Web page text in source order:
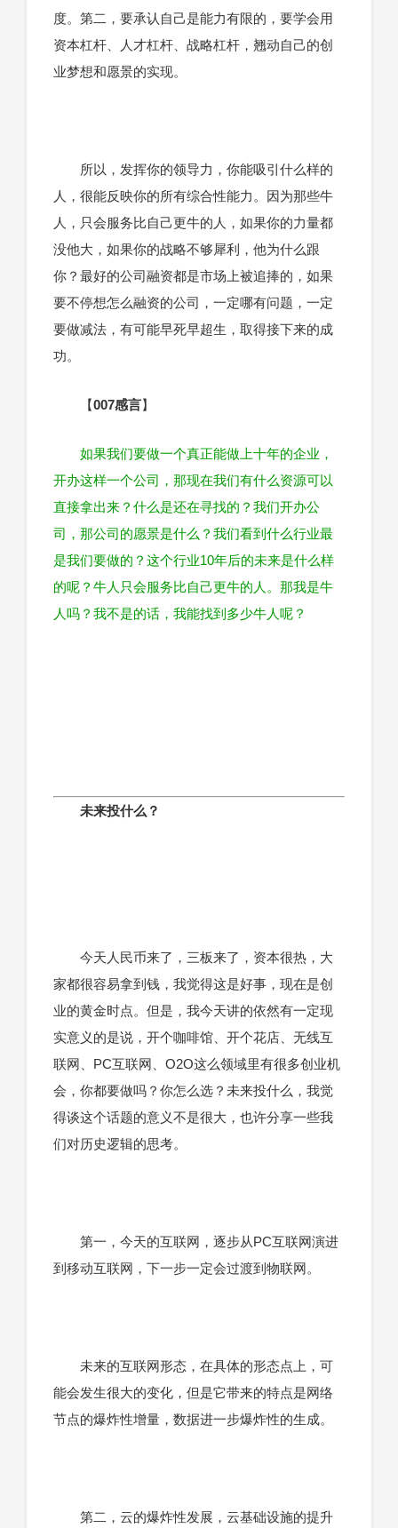
度。第二，要承认自己是能力有限的，要学会用
资本杠杆、人才杠杆、战略杠杆，翘动自己的创
业梦想和愿景的实现。
所以，发挥你的领导力，你能吸引什么样的
人，很能反映你的所有综合性能力。因为那些牛
人，只会服务比自己更牛的人，如果你的力量都
没他大，如果你的战略不够犀利，他为什么跟
你？最好的公司融资都是市场上被追捧的，如果
要不停想怎么融资的公司，一定哪有问题，一定
要做减法，有可能早死早超生，取得接下来的成
功。
【007感言】
如果我们要做一个真正能做上十年的企业，
开办这样一个公司，那现在我们有什么资源可以
直接拿出来？什么是还在寻找的？我们开办公
司，那公司的愿景是什么？我们看到什么行业最
是我们要做的？这个行业10年后的未来是什么样
的呢？牛人只会服务比自己更牛的人。那我是牛
人吗？我不是的话，我能找到多少牛人呢？
未来投什么？
今天人民币来了，三板来了，资本很热，大
家都很容易拿到钱，我觉得这是好事，现在是创
业的黄金时点。但是，我今天讲的依然有一定现
实意义的是说，开个咖啡馆、开个花店、无线互
联网、PC互联网、O2O这么领域里有很多创业机
会，你都要做吗？你怎么选？未来投什么，我觉
得谈这个话题的意义不是很大，也许分享一些我
们对历史逻辑的思考。
第一，今天的互联网，逐步从PC互联网演进
到移动互联网，下一步一定会过渡到物联网。
未来的互联网形态，在具体的形态点上，可
能会发生很大的变化，但是它带来的特点是网络
节点的爆炸性增量，数据进一步爆炸性的生成。
第二，云的爆炸性发展，云基础设施的提升